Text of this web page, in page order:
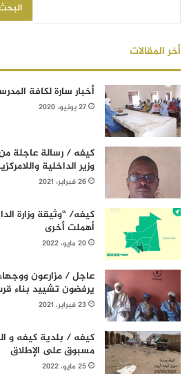
أخر المقالات
أخبار سارة لكافة
27 يونيو، 2020
كيفه / رسالة عاجلة
وزير الداخلية
26 فبراير، 2021
كيفه/ “وثيقة وزارة
أهملت أخرى
20 مايو، 2022
عاجل / مزارعون
يرفضون تشييد بناء
23 فبراير، 2021
كيفه / بلدية كيفه و
مسبوق على الإطلاق
25 مايو، 2022